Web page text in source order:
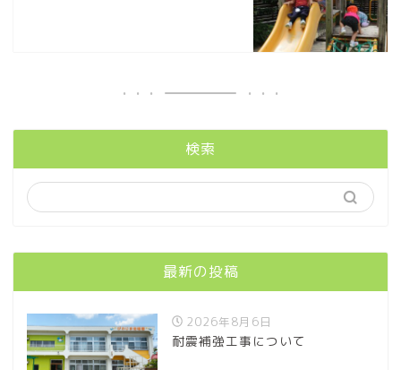
検索
最新の投稿
2026年8月6日
耐震補強工事について